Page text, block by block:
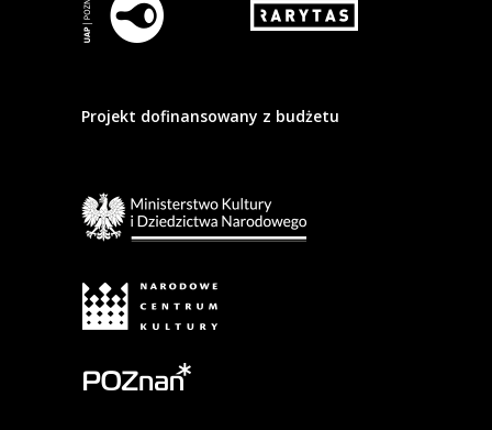
Projekt dofinansowany z budżetu